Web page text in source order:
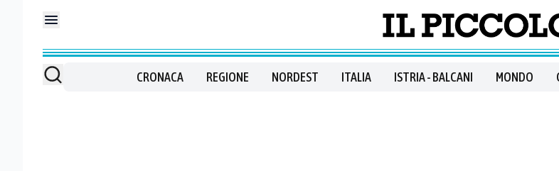
CRONACA REGIONE NORDEST ITALIA ISTRIA - BALCANI MONDO